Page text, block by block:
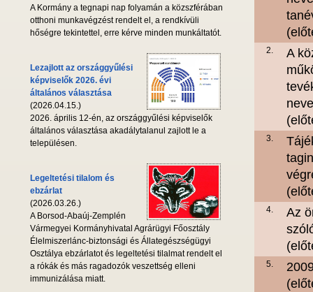
A Kormány a tegnapi nap folyamán a közszférában
otthoni munkavégzést rendelt el, a rendkívüli
hőségre tekintettel, erre kérve minden munkáltatót.
Lezajlott az országgyűlési
képviselők 2026. évi
általános választása
(2026.04.15.)
2026. április 12-én, az országgyűlési képviselők
általános választása akadálytalanul zajlott le a
településen.
Legeltetési tilalom és
ebzárlat
(2026.03.26.)
A Borsod-Abaúj-Zemplén
Vármegyei Kormányhivatal Agrárügyi Főosztály
Élelmiszerlánc-biztonsági és Állategészségügyi
Osztálya ebzárlatot és legeltetési tilalmat rendelt el
a rókák és más ragadozók veszettség elleni
immunizálása miatt.
2.
A
3.
4.
Az
5.